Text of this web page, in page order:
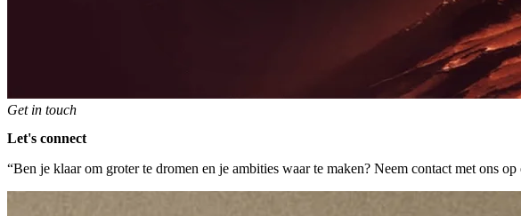
Get in touch
Let's connect
“Ben je klaar om groter te dromen en je ambities waar te maken? Neem contact met ons op